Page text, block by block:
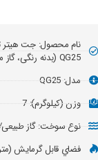
نام محصول: جت هیتر
QG25 (بدنه رنگی، گاز مایع)
مدل: QG25
وزن (کیلوگرم): 7
نوع سوخت: گاز طبیعی/
فضاي قابل گرمايش (متر